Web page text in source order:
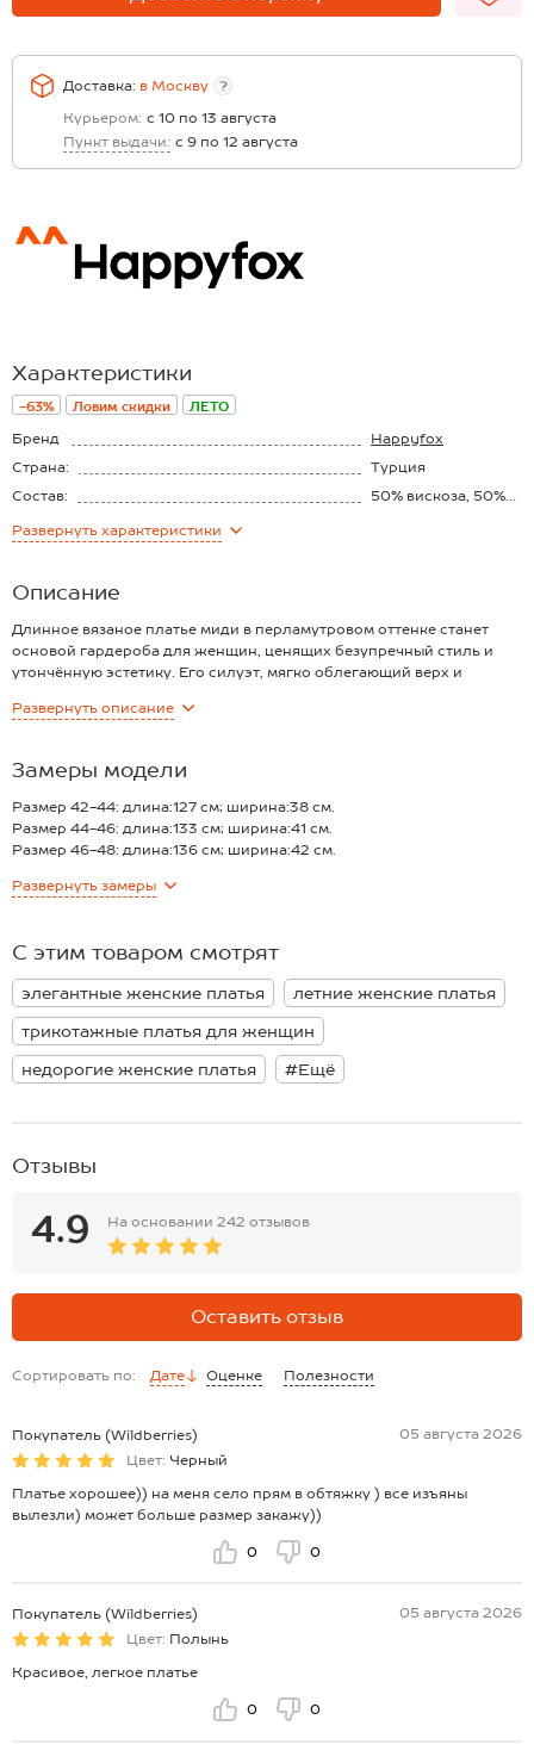
Доставка: в Москву
?
Курьером: с 10 по 13 августа
Пункт выдачи: с 9 по 12 августа
Характеристики
-63% Ловим скидки ЛЕТО
Бренд
Happyfox
Страна:
Турция
Состав:
50% вискоза, 50%
Материал:
Развернуть характеристики
Описание
Длинное вязаное платье миди в перламутровом оттенке станет
основой гардероба для женщин, ценящих безупречный стиль и
утончённую эстетику. Его силуэт, мягко облегающий верх и
элегантный летний образ. Женское платье струится при
— мягкость и комфорт благодаря трикотажному полотну из
вискозы и акрила;
— отличная воздухопроницаемость вязаного трикотажа;
— безупречная, подчёркивающая фигуру посадка;
Нарядное однотонное платье — идеальный выбор для женщин,
повседневный выход летом.
Развернуть описание
Замеры модели
Размер 42-44: длина:127 см; ширина:38 см.
Размер 44-46: длина:133 см; ширина:41 см.
Размер 46-48: длина:136 см; ширина:42 см.
*замеры выборочные, могут незначительно отличаться.
Развернуть замеры
С этим товаром смотрят
элегантные женские платья
летние женские платья
трикотажные платья для женщин
недорогие женские платья
#Ещё
Отзывы
4.9 На основании 242 отзывов
Оставить отзыв
Сортировать по: Дате Оценке Полезности
Покупатель (Wildberries)
05 августа 2026
Цвет: Черный
Платье хорошее)) на меня село прям в обтяжку ) все изъяны
вылезли) может больше размер закажу))
0 0
Покупатель (Wildberries)
05 августа 2026
Цвет: Полынь
Красивое, легкое платье
0 0